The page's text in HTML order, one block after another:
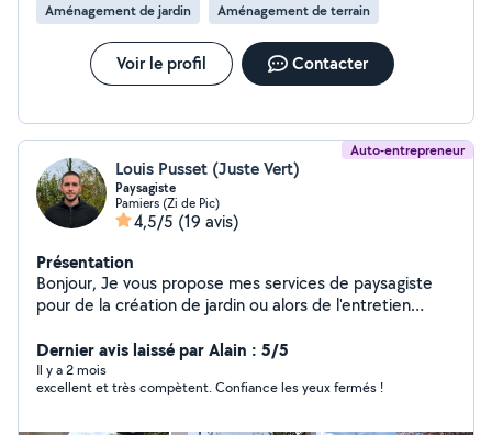
Aménagement de jardin Aménagement de terrain
Voir le profil Contacter
Auto-entrepreneur
Louis Pusset (Juste Vert)
Paysagiste
Pamiers (Zi de Pic)
4,5/5 (19 avis)
Présentation
Bonjour, Je vous propose mes services de paysagiste
pour de la création de jardin ou alors de l'entretien
équipé de matériel professionnel et je me charge bien
évidemment d'évacuer tous les déchets verts. Vous
pouvez bénéficier de 50% de crédit d'impôts avec
Dernier avis laissé par Alain : 5/5
Il y a 2 mois
excellent et très compètent. Confiance les yeux fermés !